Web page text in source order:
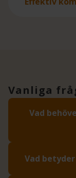
Vanliga
Vad
Vad